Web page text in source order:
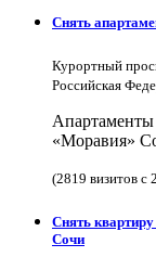
Снять
Курортный
Российская
«Моравия»
(2819 визитов с
Снять
Сочи